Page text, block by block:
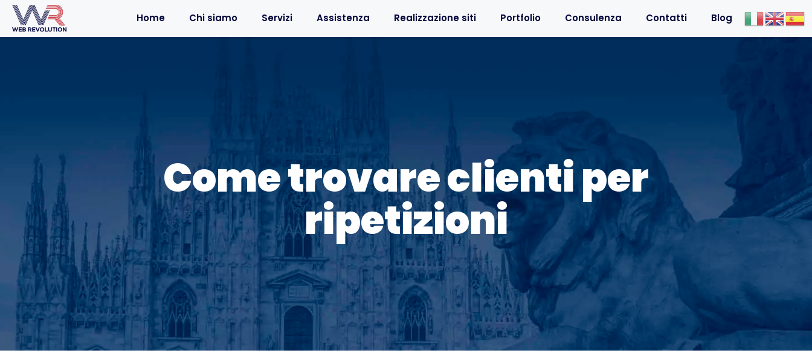
Home Chi siamo Servizi Assistenza Realizzazione siti Portfolio Consulenza Contatti Blog
Come trovare clienti per
ripetizioni